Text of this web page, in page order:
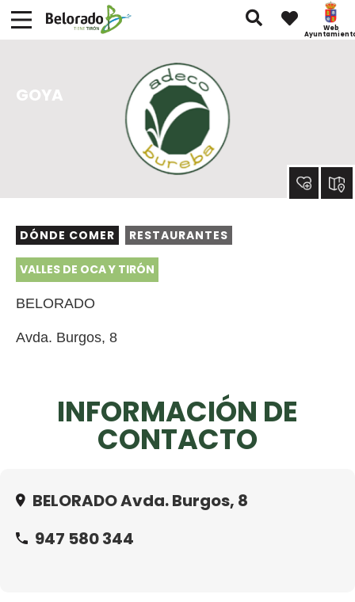
Web
GOYA
INFORMACIÓN DE
CONTACTO
BELORADO Avda. Burgos, 8
947 580 344
DÓNDE COMER RESTAURANTES
VALLES DE OCA Y TIRÓN
BELORADO
Avda. Burgos, 8